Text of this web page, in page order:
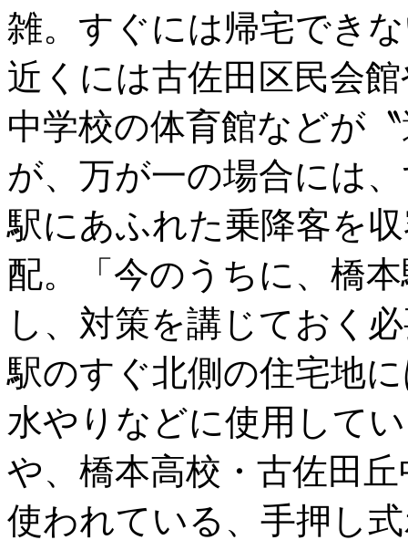
雑。すぐには帰宅でき
近くには古佐田区民会
中学校の体育館などが
が、万が一の場合には
駅にあふれた乗降客を
配。「今のうちに、橋
し、対策を講じておく
駅のすぐ北側の住宅地
水やりなどに使用して
や、橋本高校・古佐田
使われている、手押し